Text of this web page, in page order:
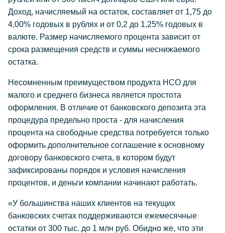
Доход, начисляемый на остаток, составляет от 1,75 до
4,00% годовых в рублях и от 0,2 до 1,25% годовых в
валюте. Размер начисляемого процента зависит от
срока размещения средств и суммы неснижаемого
остатка.
Несомненным преимуществом продукта НСО для
малого и среднего бизнеса является простота
оформления. В отличие от банковского депозита эта
процедура предельно проста - для начисления
процента на свободные средства потребуется только
оформить дополнительное соглашение к основному
договору банковского счета, в котором будут
зафиксированы порядок и условия начисления
процентов, и деньги компании начинают работать.
«У большинства наших клиентов на текущих
банковских счетах поддерживаются ежемесячные
остатки от 300 тыс. до 1 млн руб. Обидно же, что эти